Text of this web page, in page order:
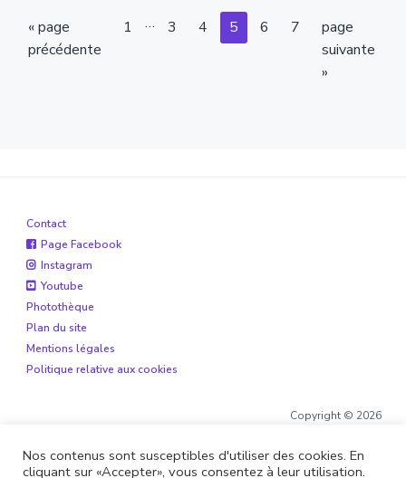
«Aller
à
page
précédente
Page
1
Pages
… Page
3 Page
4 Page
5 Page
6 Page
7
Aller
à
la
page
suivante
»
Contact
Page Facebook
Instagram
Youtube
Photothèque
Plan du site
Mentions légales
Politique relative aux cookies
Copyright © 2026
Nos contenus sont susceptibles d'utiliser des cookies. En
cliquant sur «Accepter», vous consentez à leur utilisation.